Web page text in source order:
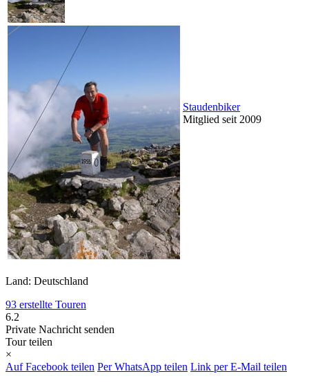
Staudenbiker
Mitglied seit 2009
Land: Deutschland
93 erstellte Touren
6.2
Private Nachricht senden
Tour teilen
×
Auf Facebook teilen Per WhatsApp teilen Link per E-Mail teilen